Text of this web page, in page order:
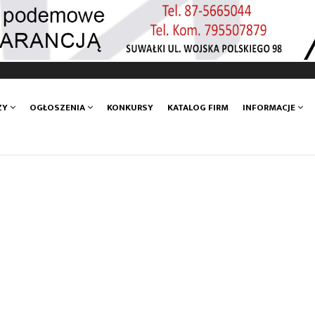
OGŁOSZENIA KONKURSY KATALOG FIRM INFORMACJE